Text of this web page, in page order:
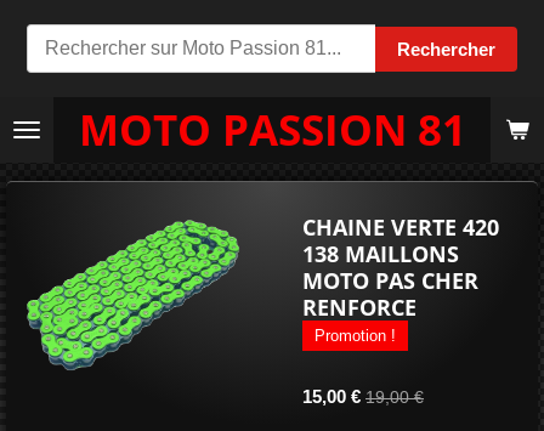
Rechercher
Passer
au
principal
MOTO PASSION 81
CHAINE VERTE 420
138 MAILLONS
MOTO PAS CHER
RENFORCE
Promotion !
15,00 € 19,00 €